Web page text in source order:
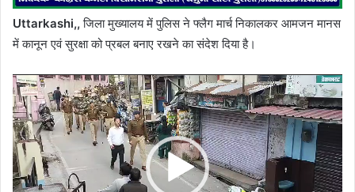
Uttarkashi,, जिला मुख्यालय में पुलिस ने फ्लैग मार्च निकालकर आमजन मानस
में कानून एवं सुरक्षा को प्रबल बनाए रखने का संदेश दिया है।
Video
Player